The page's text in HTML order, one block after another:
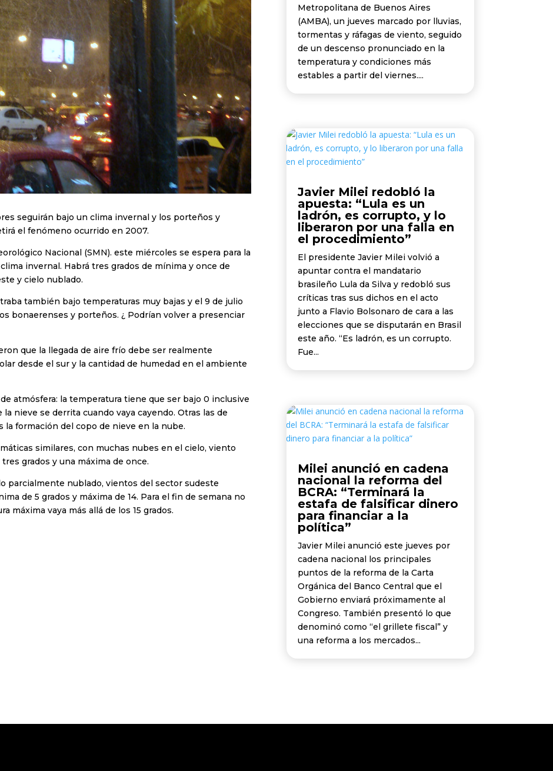
seguirán bajo un clima invernal y los porteños y
el fenómeno ocurrido en 2007.
Nacional (SMN). este miércoles se espera para la
invernal. Habrá tres grados de mínima y once de
y cielo nublado.
también bajo temperaturas muy bajas y el 9 de julio
bonaerenses y porteños. ¿ Podrían volver a presenciar
que la llegada de aire frío debe ser realmente
desde el sur y la cantidad de humedad en el ambiente
atmósfera: la temperatura tiene que ser bajo 0 inclusive
nieve se derrita cuando vaya cayendo. Otras las de
formación del copo de nieve en la nube.
similares, con muchas nubes en el cielo, viento
grados y una máxima de once.
parcialmente nublado, vientos del sector sudeste
de 5 grados y máxima de 14. Para el fin de semana no
máxima vaya más allá de los 15 grados.
Metropolitana de Buenos Aires
(AMBA), un jueves marcado por lluvias,
tormentas y ráfagas de viento, seguido
de un descenso pronunciado en la
temperatura y condiciones más
estables a partir del viernes....
Javier Milei redobló la
apuesta: “Lula es un
ladrón, es corrupto, y lo
liberaron por una falla en
el procedimiento”
El presidente Javier Milei volvió a
apuntar contra el mandatario
brasileño Lula da Silva y redobló sus
críticas tras sus dichos en el acto
junto a Flavio Bolsonaro de cara a las
elecciones que se disputarán en Brasil
este año. “Es ladrón, es un corrupto.
Fue...
Milei anunció en cadena
nacional la reforma del
BCRA: “Terminará la
estafa de falsificar dinero
para financiar a la
política”
Javier Milei anunció este jueves por
cadena nacional los principales
puntos de la reforma de la Carta
Orgánica del Banco Central que el
Gobierno enviará próximamente al
Congreso. También presentó lo que
denominó como “el grillete fiscal” y
una reforma a los mercados...